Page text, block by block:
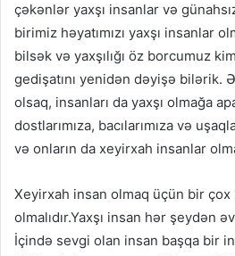
çəkənlər yaxşı insanlar və
birimiz həyatımızı yaxşı insanlar
bilsək və yaxşılığı öz borcumuz
gedişatını yenidən dəyişə bilərik.
olsaq, insanları da yaxşı olmağa
dostlarımıza, bacılarımıza və
və onların da xeyirxah insanlar
Xeyirxah insan olmaq üçün bir
olmalıdır.Yaxşı insan hər şeydən
İçində sevgi olan insan başqa bir